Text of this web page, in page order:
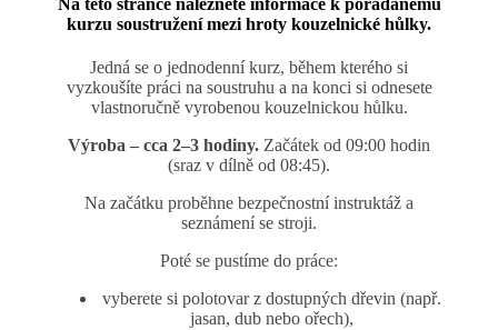
Na této stránce naleznete informace k pořádanému
kurzu soustružení mezi hroty kouzelnické hůlky.
Jedná se o jednodenní kurz, během kterého si
vyzkoušíte práci na soustruhu a na konci si odnesete
vlastnoručně vyrobenou kouzelnickou hůlku.
Výroba – cca 2–3 hodiny. Začátek od 09:00 hodin
(sraz v dílně od 08:45).
Na začátku proběhne bezpečnostní instruktáž a
seznámení se stroji.
Poté se pustíme do práce:
vyberete si polotovar z dostupných dřevin (např.
jasan, dub nebo ořech),